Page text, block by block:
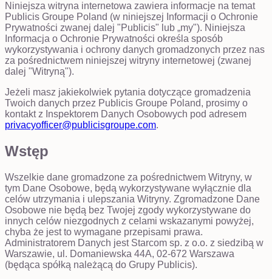
Niniejsza witryna internetowa zawiera informacje na temat
Publicis Groupe Poland (w niniejszej Informacji o Ochronie
Prywatności zwanej dalej "Publicis" lub „my"). Niniejsza
Informacja o Ochronie Prywatności określa sposób
wykorzystywania i ochrony danych gromadzonych przez nas
za pośrednictwem niniejszej witryny internetowej (zwanej
dalej "Witryną").
Jeżeli masz jakiekolwiek pytania dotyczące gromadzenia
Twoich danych przez Publicis Groupe Poland, prosimy o
kontakt z Inspektorem Danych Osobowych pod adresem
privacyofficer@publicisgroupe.com.
Wstęp
Wszelkie dane gromadzone za pośrednictwem Witryny, w
tym Dane Osobowe, będą wykorzystywane wyłącznie dla
celów utrzymania i ulepszania Witryny. Zgromadzone Dane
Osobowe nie będą bez Twojej zgody wykorzystywane do
innych celów niezgodnych z celami wskazanymi powyżej,
chyba że jest to wymagane przepisami prawa.
Administratorem Danych jest Starcom sp. z o.o. z siedzibą w
Warszawie, ul. Domaniewska 44A, 02-672 Warszawa
(będąca spółką należącą do Grupy Publicis).